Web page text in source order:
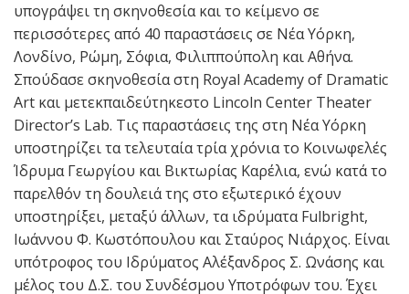
υπογράψει τη σκηνοθεσία και το κείμενο σε
περισσότερες από 40 παραστάσεις σε Νέα Υόρκη,
Λονδίνο, Ρώμη, Σόφια, Φιλιππούπολη και Αθήνα.
Σπούδασε σκηνοθεσία στη Royal Academy of Dramatic
Art και μετεκπαιδεύτηκεστο Lincoln Center Theater
Director’s Lab. Τις παραστάσεις της στη Νέα Υόρκη
υποστηρίζει τα τελευταία τρία χρόνια το Κοινωφελές
Ίδρυμα Γεωργίου και Βικτωρίας Καρέλια, ενώ κατά το
παρελθόν τη δουλειά της στο εξωτερικό έχουν
υποστηρίξει, μεταξύ άλλων, τα ιδρύματα Fulbright,
Ιωάννου Φ. Κωστόπουλου και Σταύρος Νιάρχος. Είναι
υπότροφος του Ιδρύματος Αλέξανδρος Σ. Ωνάσης και
μέλος του Δ.Σ. του Συνδέσμου Υποτρόφων του. Έχει